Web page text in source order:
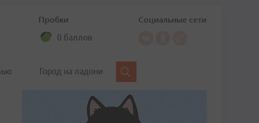
Пробки
0 баллов
Социальные сети
Город на ладони